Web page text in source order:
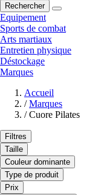
Rechercher
Equipement
Sports de combat
Arts martiaux
Entretien physique
Déstockage
Marques
Accueil
/ Marques
/ Cuore Pilates
Filtres
Taille
Couleur dominante
Type de produit
Prix